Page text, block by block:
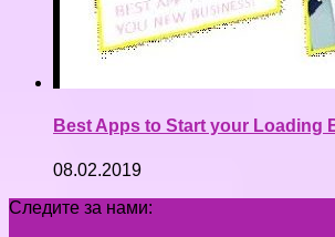
Best Apps to Start your Loading
08.02.2019
Следите за нами: